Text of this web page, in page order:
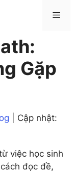
Gặp
| Cập nhật:
việc học sinh
đọc đề,